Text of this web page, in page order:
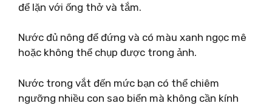
để lặn với ống thở và tắm.
Nước đủ nông để đứng và có màu xanh ngọc mê
hoặc không thể chụp được trong ảnh.
Nước trong vắt đến mức bạn có thể chiêm
ngưỡng nhiều con sao biển mà không cần kính